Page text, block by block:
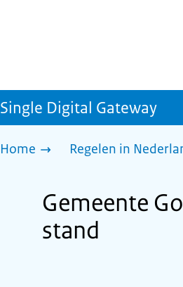
Single Digital Gateway
Home Regelen in
Gemeente
stand